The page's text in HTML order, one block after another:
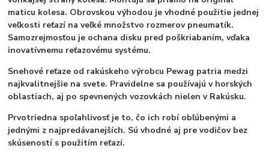
maticu kolesa. Obrovskou výhodou je vhodné použitie jednej
veľkosti reťazí na veľké množstvo rozmerov pneumatík.
Samozrejmosťou je ochana disku pred poškriabaním, vďaka
inovatívnemu reťazovému systému.
Snehové reťaze od rakúskeho výrobcu Pewag patria medzi
najkvalitnejšie na svete. Pravidelne sa používajú v horských
oblastiach, aj po spevnených vozovkách nielen v Rakúsku.
Prvotriedna spoľahlivosť je to, čo ich robí obľúbenými a
jednými z najpredávanejších. Sú vhodné aj pre vodičov bez
skúseností s použitím reťazí.